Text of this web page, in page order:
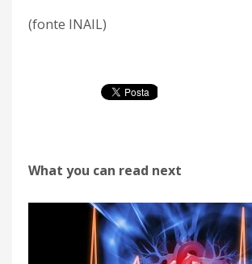
(fonte INAIL)
What you can read next